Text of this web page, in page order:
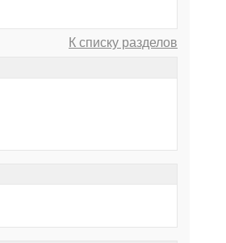
К списку разделов